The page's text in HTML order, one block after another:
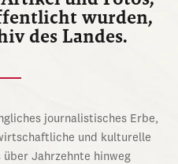
wurden,
des Landes.
journalistisches Erbe,
und kulturelle
Jahrzehnte hinweg